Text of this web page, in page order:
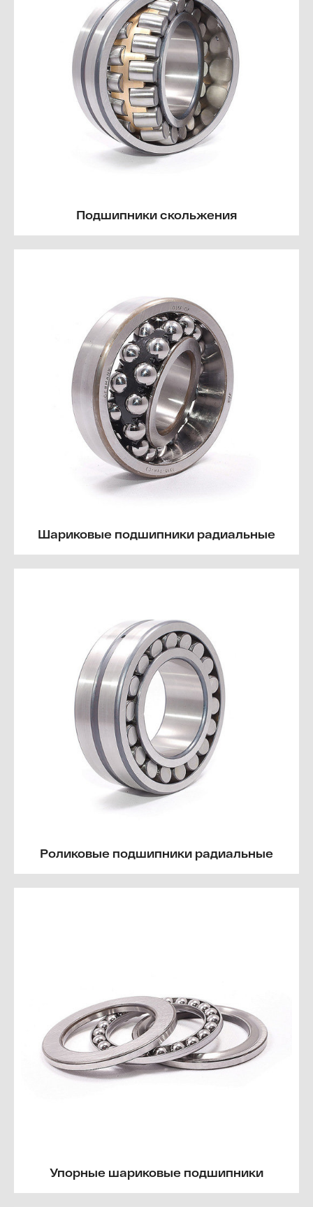
Подшипники скольжения
Шариковые подшипники радиальные
Роликовые подшипники радиальные
Упорные шариковые подшипники